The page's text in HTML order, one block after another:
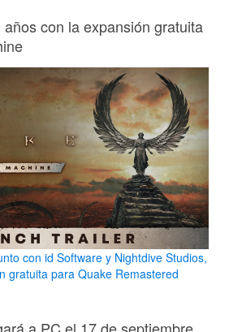
con la expansión gratuita
con id Software y Nightdive Studios,
gratuita para Quake Remastered
a PC el 17 de septiembre